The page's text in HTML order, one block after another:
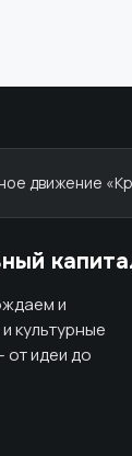
движение
и
культурные
от идеи до